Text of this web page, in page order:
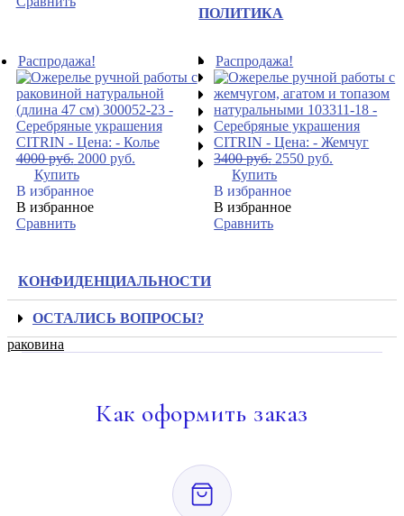
Распродажа!
4000руб. 2000 руб.
Купить
В избранное
В избранное
Сравнить
Распродажа!
3400руб. 2550руб.
Купить
В избранное
В избранное
Сравнить
ПОЛИТИКА
КОНФИДЕНЦИАЛЬНОСТИ
ОСТАЛИСЬ ВОПРОСЫ?
раковина
Как оформить заказ